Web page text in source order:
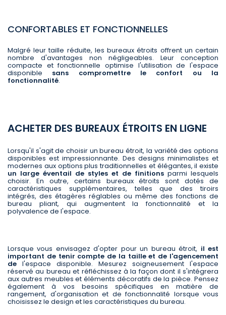
CONFORTABLES ET FONCTIONNELLES
Malgré leur taille réduite, les bureaux étroits offrent un certain
nombre d'avantages non négligeables. Leur conception
compacte et fonctionnelle optimise l'utilisation de l'espace
disponible sans compromettre le confort ou la
fonctionnalité.
ACHETER DES BUREAUX ÉTROITS EN LIGNE
Lorsqu'il s'agit de choisir un bureau étroit, la variété des options
disponibles est impressionnante. Des designs minimalistes et
modernes aux options plus traditionnelles et élégantes, il existe
un large éventail de styles et de finitions parmi lesquels
choisir. En outre, certains bureaux étroits sont dotés de
caractéristiques supplémentaires, telles que des tiroirs
intégrés, des étagères réglables ou même des fonctions de
bureau pliant, qui augmentent la fonctionnalité et la
polyvalence de l'espace.
Lorsque vous envisagez d'opter pour un bureau étroit, il est
important de tenir compte de la taille et de l'agencement
de l'espace disponible. Mesurez soigneusement l'espace
réservé au bureau et réfléchissez à la façon dont il s'intégrera
aux autres meubles et éléments décoratifs de la pièce. Pensez
également à vos besoins spécifiques en matière de
rangement, d'organisation et de fonctionnalité lorsque vous
choisissez le design et les caractéristiques du bureau.